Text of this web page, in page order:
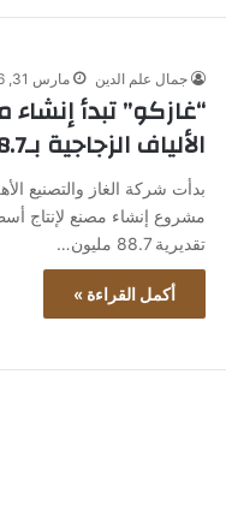
جمال علم الدين مارس 31, 2026
“غازكو” تبدأ
الألياف الزجاجية بـ88.7 مليون ريال
بدأت شركة الغاز والتصنيع
مشروع إنشاء مصنع لإنتاج
تقديرية 88.7 مليون…
أكمل القراءة »